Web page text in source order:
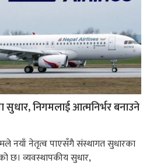
सुधार, निगमलाई आत्मनिर्भर बनाउने
नयाँ नेतृत्व पाएसँगै संस्थागत सुधारका
छ। व्यवस्थापकीय सुधार,